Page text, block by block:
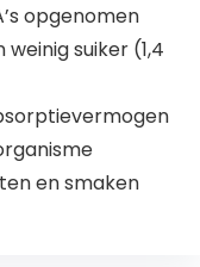
opgenomen
suiker (1,4
en smaken